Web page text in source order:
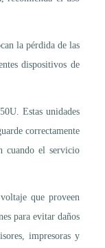
la pérdida de las
dispositivos de
Estas unidades
correctamente
cuando el servicio
que proveen
para evitar daños
impresoras y